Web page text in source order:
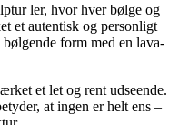
ler, hvor hver bølge og
et autentisk og personligt
form med en lava-
et let og rent udseende.
at ingen er helt ens –